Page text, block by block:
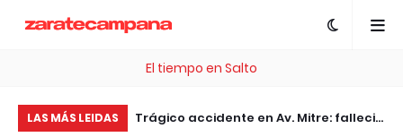
El tiempo en Salto
LAS MÁS LEIDAS
esta plataforma te
Trágico accidente en Av. Mitre: falleció